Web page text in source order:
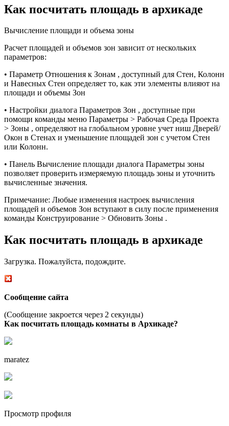
Как посчитать площадь в архикаде
Вычисление площади и объема зоны
Расчет площадей и объемов зон зависит от нескольких
параметров:
• Параметр Отношения к Зонам , доступный для Стен, Колонн
и Навесных Стен определяет то, как эти элементы влияют на
площади и объемы Зон
• Настройки диалога Параметров Зон , доступные при
помощи команды меню Параметры > Рабочая Среда Проекта
> Зоны , определяют на глобальном уровне учет ниш Дверей/
Окон в Стенах и уменьшение площадей зон с учетом Стен
или Колонн.
• Панель Вычисление площади диалога Параметры зоны
позволяет проверить измеряемую площадь зоны и уточнить
вычисленные значения.
Примечание: Любые изменения настроек вычисления
площадей и объемов Зон вступают в силу после применения
команды Конструирование > Обновить Зоны .
Как посчитать площадь в архикаде
Загрузка. Пожалуйста, подождите.
Сообщение сайта
(Сообщение закроется через 2 секунды)
Как посчитать площадь комнаты в Архикаде?
maratez
Просмотр профиля